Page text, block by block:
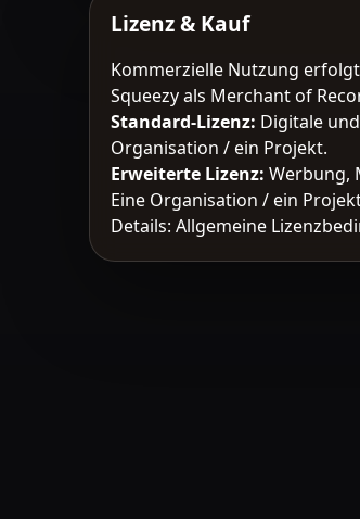
Lizenz & Kauf
Kommerzielle Nutzung
Squeezy als Merchant of
Standard-Lizenz: Digitale
Organisation / ein Projekt.
Erweiterte Lizenz: Werbung,
Eine Organisation / ein
Details:Allgemeine